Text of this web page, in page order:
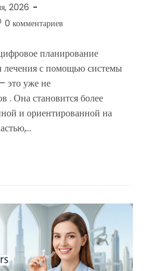
2026
0 комментариев
планирование
лечения с помощью системы
это уже не
. Она становится более
и ориентированной на